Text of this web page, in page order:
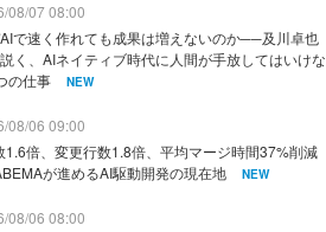
08/07 08:00
で速く作れても成果は増えないのか──及川卓也
く、AIネイティブ時代に人間が手放してはいけな
の仕事
NEW
08/06 09:00
1.6倍、変更行数1.8倍、平均マージ時間37%削減
が進めるAI駆動開発の現在地
NEW
08/06 08:00